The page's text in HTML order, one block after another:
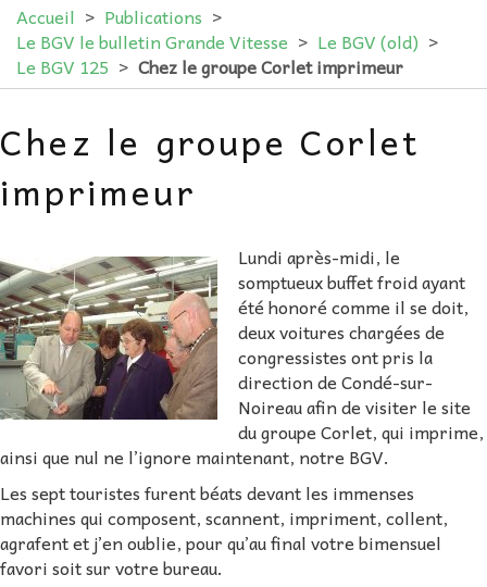
QUI SOMMES-NOUS ?
ADHÉRER
AU FIL DES MATHS
LIBRAIRIE
Accueil > Publications >
Le BGV le bulletin Grande Vitesse > Le BGV (old) >
Le BGV 125 > Chez le groupe Corlet imprimeur
Chez le groupe Corlet
imprimeur
Lundi après-midi, le
somptueux buffet froid ayant
été honoré comme il se doit,
deux voitures chargées de
congressistes ont pris la
direction de Condé-sur-
Noireau afin de visiter le site
du groupe Corlet, qui imprime,
ainsi que nul ne l’ignore maintenant, notre BGV.
Les sept touristes furent béats devant les immenses
machines qui composent, scannent, impriment, collent,
agrafent et j’en oublie, pour qu’au final votre bimensuel
favori soit sur votre bureau.